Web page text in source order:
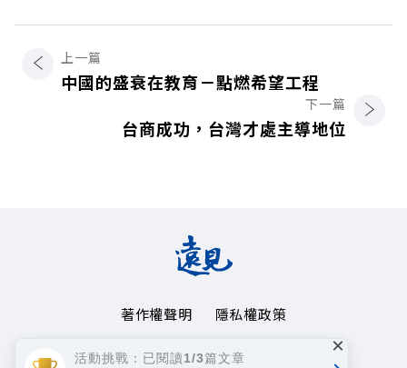
上一篇
中國的盛衰在教育－點燃希望工程
下一篇
台商成功，台灣才處主導地位
著作權聲明
隱私權政策
Copyright© 1999~2026
活動挑戰：已閱讀1/3篇文章 ×